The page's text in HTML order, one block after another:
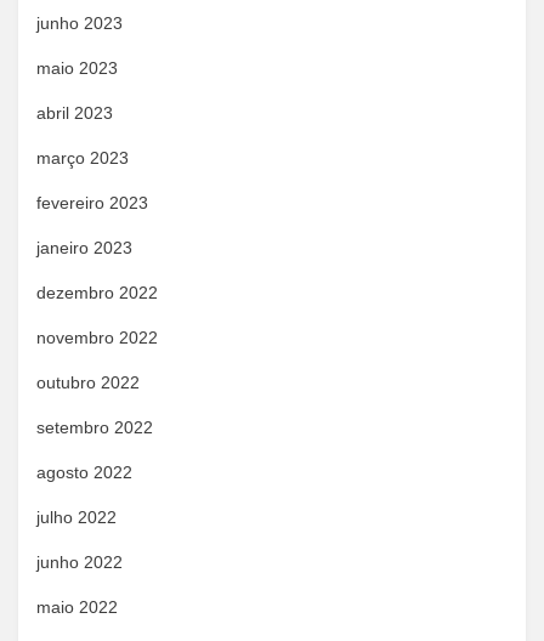
junho 2023
maio 2023
abril 2023
março 2023
fevereiro 2023
janeiro 2023
dezembro 2022
novembro 2022
outubro 2022
setembro 2022
agosto 2022
julho 2022
junho 2022
maio 2022